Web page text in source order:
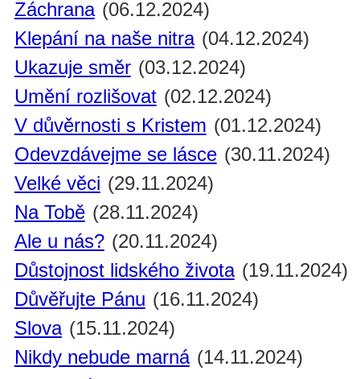
Záchrana (06.12.2024)
Klepání na naše nitra (04.12.2024)
Ukazuje směr (03.12.2024)
Umění rozlišovat (02.12.2024)
V důvěrnosti s Kristem (01.12.2024)
Odevzdávejme se lásce (30.11.2024)
Velké věci (29.11.2024)
Na Tobě (28.11.2024)
Ale u nás? (20.11.2024)
Důstojnost lidského života (19.11.2024)
Důvěřujte Pánu (16.11.2024)
Slova (15.11.2024)
Nikdy nebude marná (14.11.2024)